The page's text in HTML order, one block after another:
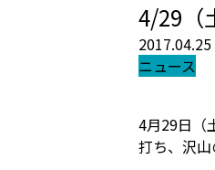
4/29（
2017.04.25
ニュース
4月29日（
打ち、沢